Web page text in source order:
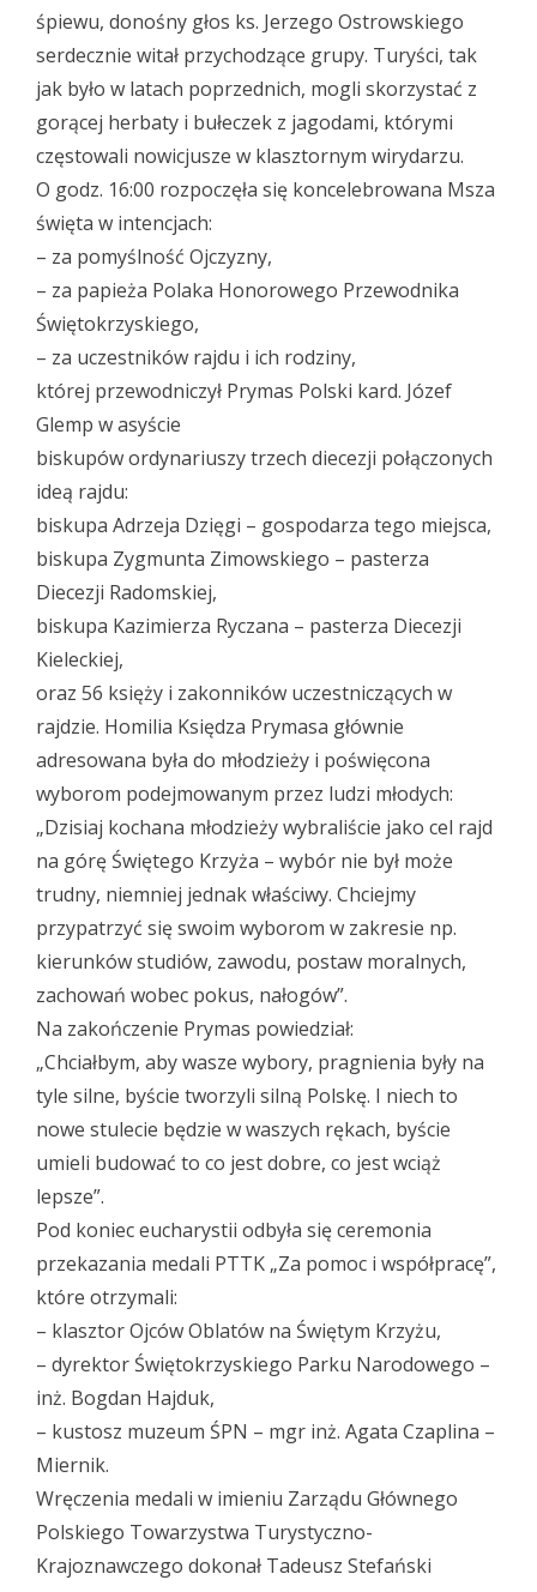
śpiewu, donośny głos ks. Jerzego Ostrowskiego
serdecznie witał przychodzące grupy. Turyści, tak
jak było w latach poprzednich, mogli skorzystać z
gorącej herbaty i bułeczek z jagodami, którymi
częstowali nowicjusze w klasztornym wirydarzu.
O godz. 16:00 rozpoczęła się koncelebrowana Msza
święta w intencjach:
– za pomyślność Ojczyzny,
– za papieża Polaka Honorowego Przewodnika
Świętokrzyskiego,
– za uczestników rajdu i ich rodziny,
której przewodniczył Prymas Polski kard. Józef
Glemp w asyście
biskupów ordynariuszy trzech diecezji połączonych
ideą rajdu:
biskupa Adrzeja Dzięgi – gospodarza tego miejsca,
biskupa Zygmunta Zimowskiego – pasterza
Diecezji Radomskiej,
biskupa Kazimierza Ryczana – pasterza Diecezji
Kieleckiej,
oraz 56 księży i zakonników uczestniczących w
rajdzie. Homilia Księdza Prymasa głównie
adresowana była do młodzieży i poświęcona
wyborom podejmowanym przez ludzi młodych:
„Dzisiaj kochana młodzieży wybraliście jako cel rajd
na górę Świętego Krzyża – wybór nie był może
trudny, niemniej jednak właściwy. Chciejmy
przypatrzyć się swoim wyborom w zakresie np.
kierunków studiów, zawodu, postaw moralnych,
zachowań wobec pokus, nałogów”.
Na zakończenie Prymas powiedział:
„Chciałbym, aby wasze wybory, pragnienia były na
tyle silne, byście tworzyli silną Polskę. I niech to
nowe stulecie będzie w waszych rękach, byście
umieli budować to co jest dobre, co jest wciąż
lepsze”.
Pod koniec eucharystii odbyła się ceremonia
przekazania medali PTTK „Za pomoc i współpracę”,
które otrzymali:
– klasztor Ojców Oblatów na Świętym Krzyżu,
– dyrektor Świętokrzyskiego Parku Narodowego –
inż. Bogdan Hajduk,
– kustosz muzeum ŚPN – mgr inż. Agata Czaplina –
Miernik.
Wręczenia medali w imieniu Zarządu Głównego
Polskiego Towarzystwa Turystyczno-
Krajoznawczego dokonał Tadeusz Stefański